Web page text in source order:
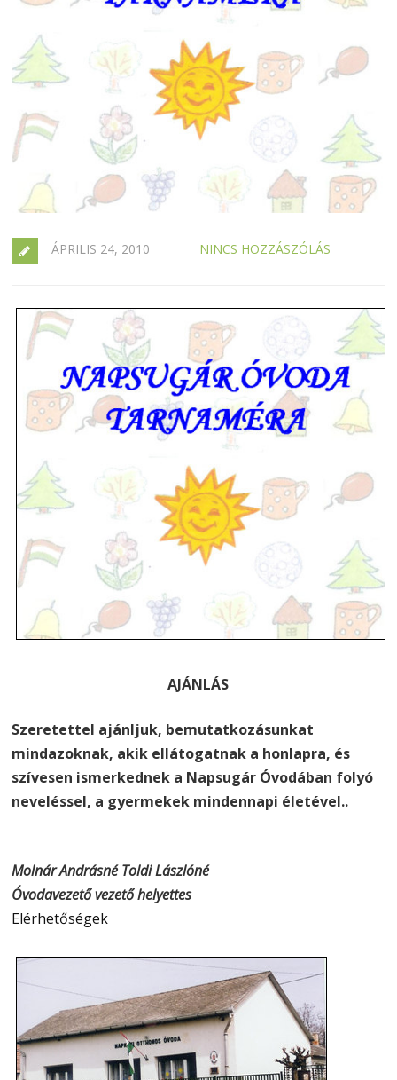
ÁPRILIS 24, 2010 NINCS HOZZÁSZÓLÁS
AJÁNLÁS
Szeretettel ajánljuk, bemutatkozásunkat
mindazoknak, akik ellátogatnak a honlapra, és
szívesen ismerkednek a Napsugár Óvodában folyó
neveléssel, a gyermekek mindennapi életével..
Molnár Andrásné Toldi Lászlóné
Óvodavezető vezető helyettes
Elérhetőségek